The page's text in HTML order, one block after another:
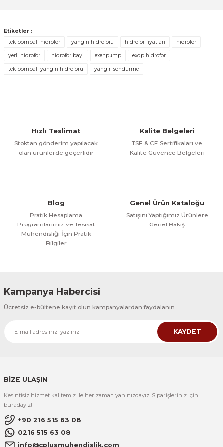
Bu ürüne benzer farklı alternatifler olmalı.
8.296,30 TL
DİĞER
1''-1'' Paslanmaz Çelik Örgülü Bağlantı Fleksi 100cm
Etiketler :
tek pompalı hidrofor
yangın hidroforu hidrofor fiyatları hidrofor
yerli hidrofor hidrofor bayi exenpump exdp hidrofor
tek pompalı yangın hidroforu yangın söndürme
Hızlı Teslimat
Stoktan gönderim yapılacak
olan ürünlerde geçerlidir
Kalite Belgeleri
TSE & CE Sertifikaları ve
Kalite Güvence Belgeleri
Blog
Pratik Hesaplama
Programlarımız ve Tesisat
Mühendisliği İçin Pratik
Bilgiler
Genel Ürün Kataloğu
Satışını Yaptığımız Ürünlere
Genel Bakış
Kampanya Habercisi
Ücretsiz e-bültene kayıt olun kampanyalardan faydalanın.
KAYDET
BİZE ULAŞIN
Kesintisiz hizmet kalitemiz ile her zaman yanınızdayız. Siparişleriniz için
buradayız!
+90 216 515 63 08
0216 515 63 08
info@cplusmuhendislik.com